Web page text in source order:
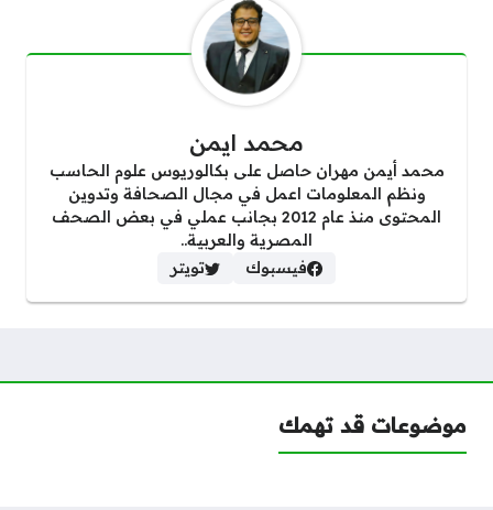
محمد ايمن
محمد أيمن مهران حاصل على بكالوريوس علوم الحاسب
ونظم المعلومات اعمل في مجال الصحافة وتدوين
المحتوى منذ عام 2012 بجانب عملي في بعض الصحف
المصرية والعربية..
فيسبوك
تويتر
موضوعات قد تهمك